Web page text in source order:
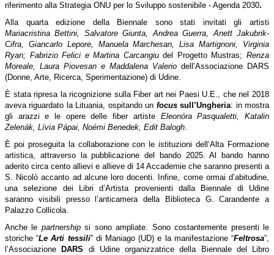
riferimento alla Strategia ONU per lo Sviluppo sostenibile - Agenda 2030.
Alla quarta edizione della Biennale sono stati invitati gli artisti
Mariacristina Bettini, Salvatore Giunta, Andrea Guerra, Anett Jakubrik-
Cifra, Giancarlo Lepore, Manuela Marchesan, Lisa Martignoni, Virginia
Ryan; Fabrizio Felici e Martina Carcangiudel Progetto Mustras;Renza
Moreale, Laura Piovesan e Maddalena Valerio dell’Associazione DARS
(Donne, Arte, Ricerca, Sperimentazione) di Udine.
È stata ripresa la ricognizione sulla Fiber art nei Paesi U.E., che nel 2018
aveva riguardato la Lituania, ospitando un focussull’Ungheria: in mostra
gli arazzi e le opere delle fiber artiste Eleonóra Pasqualetti, Katalin
Zelenák, Lívia Pápai, Noémi Benedek, Edit Balogh.
È poi proseguita la collaborazione con le istituzioni dell’Alta Formazione
artistica, attraverso la pubblicazione del bando 2025. Al bando hanno
aderito circa cento allievi e allieve di 14 Accademie che saranno presenti a
S. Nicolò accanto ad alcune loro docenti. Infine, come ormai d’abitudine,
una selezione dei Libri d’Artista provenienti dalla Biennale di Udine
saranno visibili presso l’anticamera della Biblioteca G. Carandente a
Palazzo Collicola.
Anche le partnershipsi sono ampliate. Sono costantemente presenti le
storiche “Le Arti tessili” di Maniago (UD) e la manifestazione “Feltrosa”,
l’Associazione
DARS di Udine organizzatrice della Biennale del Libro